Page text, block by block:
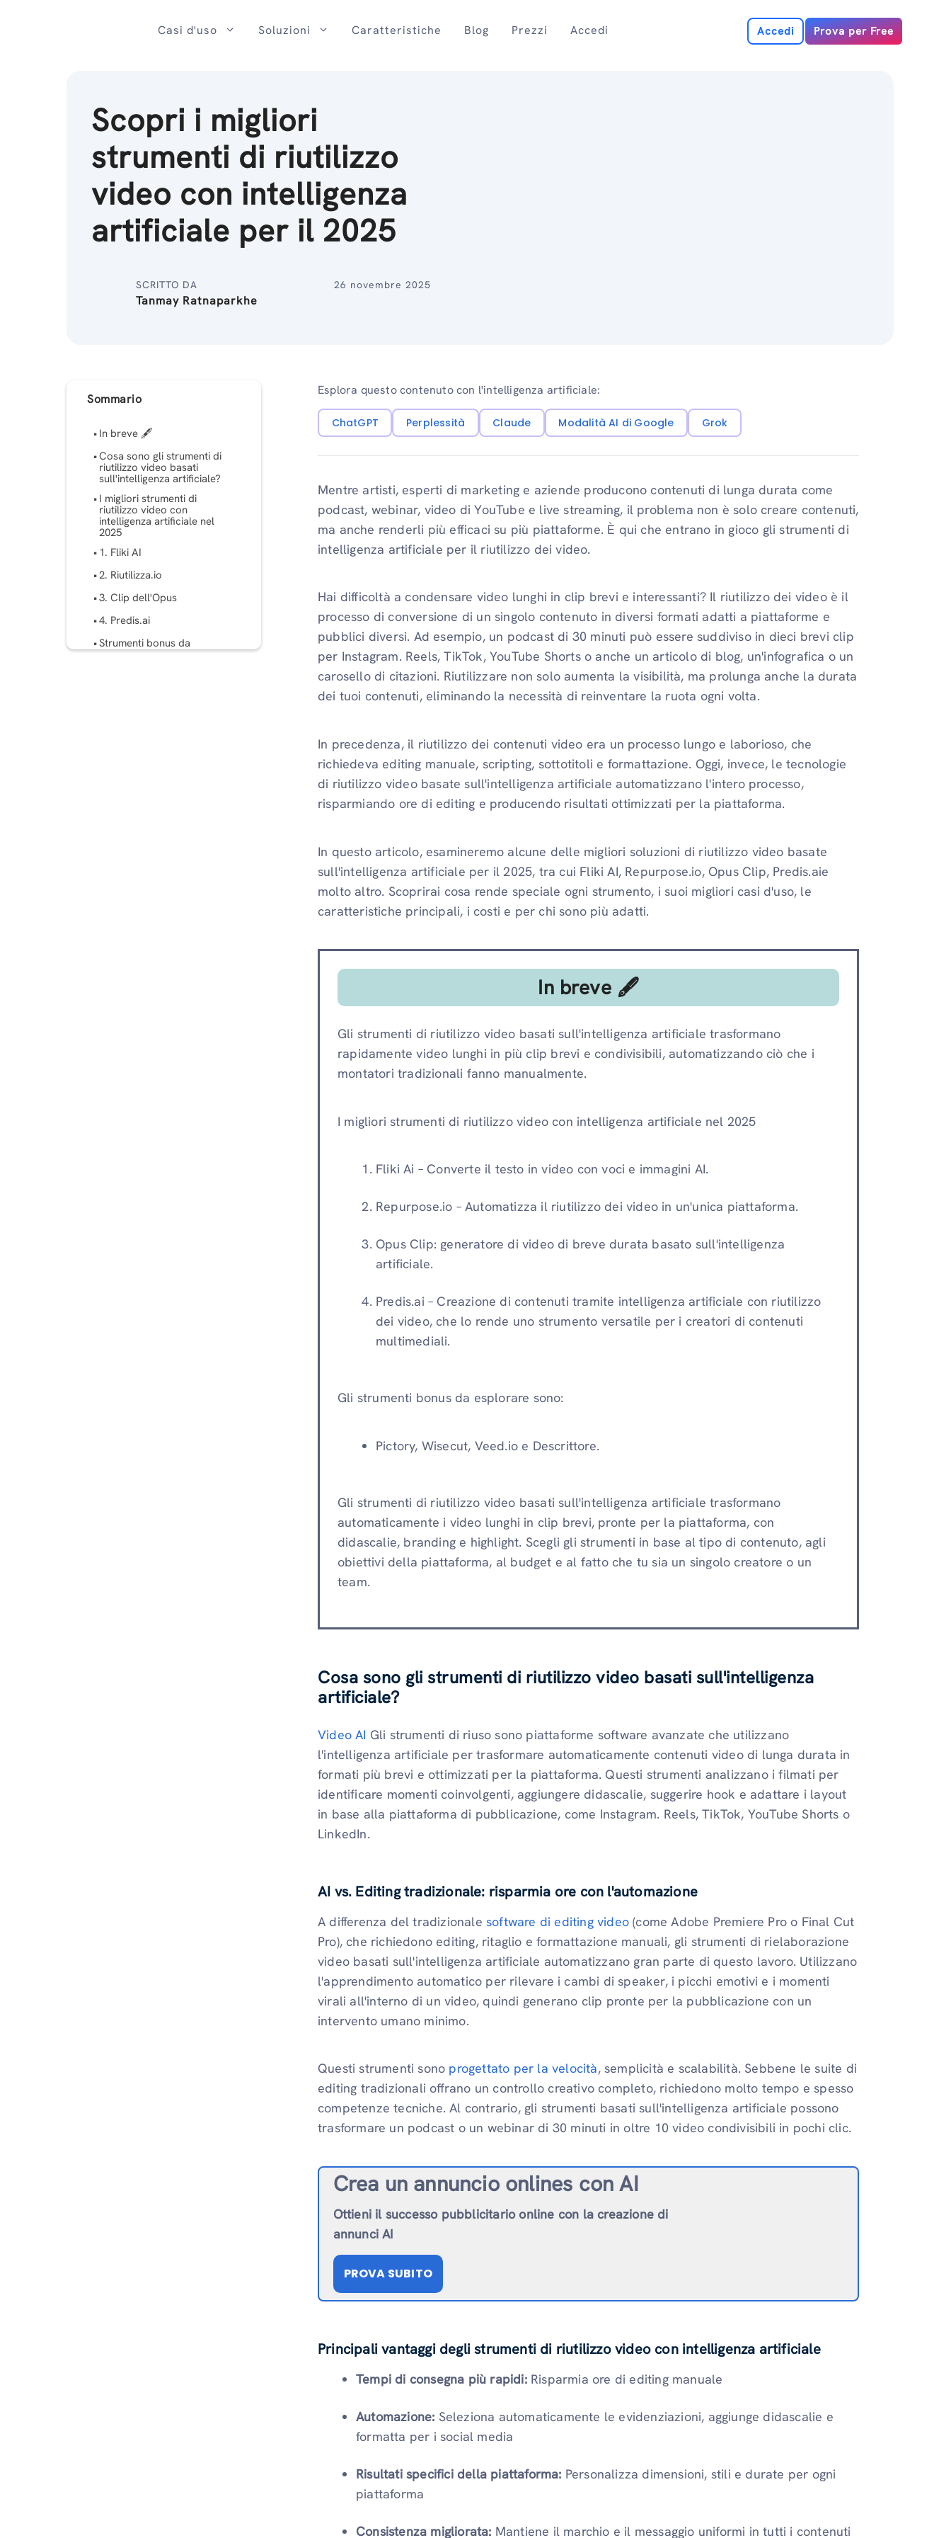
Casi d'uso Soluzioni Caratteristiche Blog Prezzi Accedi Accedi Prova per Free
Scopri i migliori
strumenti di riutilizzo
video con intelligenza
artificiale per il 2025
SCRITTO DA
Tanmay Ratnaparkhe
26 novembre 2025
Sommario
In breve 🖋
Cosa sono gli strumenti di
riutilizzo video basati
sull'intelligenza artificiale?
I migliori strumenti di
riutilizzo video con
intelligenza artificiale nel
2025
1. Fliki AI
2. Riutilizza.io
3. Clip dell'Opus
4. Predis.ai
Strumenti bonus da
esplorare
Esplora questo contenuto con l'intelligenza artificiale:
ChatGPT Perplessità Claude Modalità AI di Google Grok
Mentre artisti, esperti di marketing e aziende producono contenuti di lunga durata come
podcast, webinar, video di YouTube e live streaming, il problema non è solo creare contenuti,
ma anche renderli più efficaci su più piattaforme. È qui che entrano in gioco gli strumenti di
intelligenza artificiale per il riutilizzo dei video.
Hai difficoltà a condensare video lunghi in clip brevi e interessanti? Il riutilizzo dei video è il
processo di conversione di un singolo contenuto in diversi formati adatti a piattaforme e
pubblici diversi. Ad esempio, un podcast di 30 minuti può essere suddiviso in dieci brevi clip
per Instagram. Reels, TikTok, YouTube Shorts o anche un articolo di blog, un'infografica o un
carosello di citazioni. Riutilizzare non solo aumenta la visibilità, ma prolunga anche la durata
dei tuoi contenuti, eliminando la necessità di reinventare la ruota ogni volta.
In precedenza, il riutilizzo dei contenuti video era un processo lungo e laborioso, che
richiedeva editing manuale, scripting, sottotitoli e formattazione. Oggi, invece, le tecnologie
di riutilizzo video basate sull'intelligenza artificiale automatizzano l'intero processo,
risparmiando ore di editing e producendo risultati ottimizzati per la piattaforma.
In questo articolo, esamineremo alcune delle migliori soluzioni di riutilizzo video basate
sull'intelligenza artificiale per il 2025, tra cui Fliki AI, Repurpose.io, Opus Clip, Predis.aie
molto altro. Scoprirai cosa rende speciale ogni strumento, i suoi migliori casi d'uso, le
caratteristiche principali, i costi e per chi sono più adatti.
In breve 🖋
Gli strumenti di riutilizzo video basati sull'intelligenza artificiale trasformano
rapidamente video lunghi in più clip brevi e condivisibili, automatizzando ciò che i
montatori tradizionali fanno manualmente.
I migliori strumenti di riutilizzo video con intelligenza artificiale nel 2025
Fliki Ai – Converte il testo in video con voci e immagini AI.
Repurpose.io – Automatizza il riutilizzo dei video in un'unica piattaforma.
Opus Clip: generatore di video di breve durata basato sull'intelligenza
artificiale.
Predis.ai – Creazione di contenuti tramite intelligenza artificiale con riutilizzo
dei video, che lo rende uno strumento versatile per i creatori di contenuti
multimediali.
Gli strumenti bonus da esplorare sono:
Pictory, Wisecut, Veed.io e Descrittore.
Gli strumenti di riutilizzo video basati sull'intelligenza artificiale trasformano
automaticamente i video lunghi in clip brevi, pronte per la piattaforma, con
didascalie, branding e highlight. Scegli gli strumenti in base al tipo di contenuto, agli
obiettivi della piattaforma, al budget e al fatto che tu sia un singolo creatore o un
team.
Cosa sono gli strumenti di riutilizzo video basati sull'intelligenza
artificiale?
Video AI Gli strumenti di riuso sono piattaforme software avanzate che utilizzano
l'intelligenza artificiale per trasformare automaticamente contenuti video di lunga durata in
formati più brevi e ottimizzati per la piattaforma. Questi strumenti analizzano i filmati per
identificare momenti coinvolgenti, aggiungere didascalie, suggerire hook e adattare i layout
in base alla piattaforma di pubblicazione, come Instagram. Reels, TikTok, YouTube Shorts o
LinkedIn.
AI vs. Editing tradizionale: risparmia ore con l'automazione
A differenza del tradizionalesoftware di editing video (come Adobe Premiere Pro o Final Cut
Pro), che richiedono editing, ritaglio e formattazione manuali, gli strumenti di rielaborazione
video basati sull'intelligenza artificiale automatizzano gran parte di questo lavoro. Utilizzano
l'apprendimento automatico per rilevare i cambi di speaker, i picchi emotivi e i momenti
virali all'interno di un video, quindi generano clip pronte per la pubblicazione con un
intervento umano minimo.
Questi strumenti sono progettato per la velocità, semplicità e scalabilità. Sebbene le suite di
editing tradizionali offrano un controllo creativo completo, richiedono molto tempo e spesso
competenze tecniche. Al contrario, gli strumenti basati sull'intelligenza artificiale possono
trasformare un podcast o un webinar di 30 minuti in oltre 10 video condivisibili in pochi clic.
Crea un annuncio onlines con AI
Ottieni il successo pubblicitario online con la creazione di
annunci AI
PROVA SUBITO
Principali vantaggi degli strumenti di riutilizzo video con intelligenza artificiale
Tempi di consegna più rapidi:Risparmia ore di editing manuale
Automazione: Seleziona automaticamente le evidenziazioni, aggiunge didascalie e
formatta per i social media
Risultati specifici della piattaforma: Personalizza dimensioni, stili e durate per ogni
piattaforma
Consistenza migliorata: Mantiene il marchio e il messaggio uniformi in tutti i contenuti